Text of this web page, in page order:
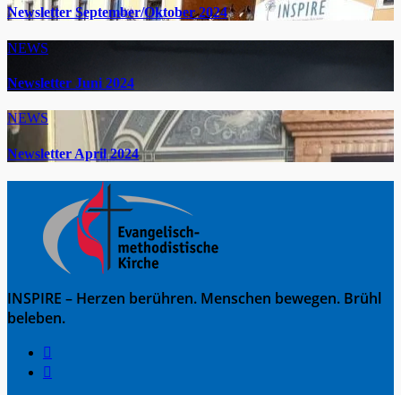
Newsletter September/Oktober 2024
NEWS
Newsletter Juni 2024
NEWS
Newsletter April 2024
INSPIRE – Herzen berühren. Menschen bewegen. Brühl
beleben.